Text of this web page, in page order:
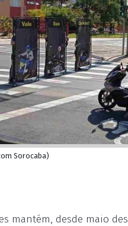
Sorocaba)
mantém, desde maio